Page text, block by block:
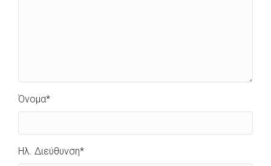
Όνομα*
Ηλ. Διεύθυνση*